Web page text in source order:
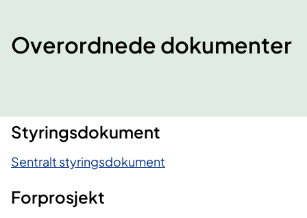
Overordnede dokumenter
Styringsdokument
Sentralt styringsdokument
Forprosjekt